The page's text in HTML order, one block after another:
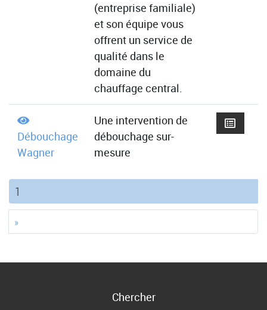
(entreprise familiale)
et son équipe vous
offrent un service de
qualité dans le
domaine du
chauffage central.
Débouchage
Wagner
Une intervention de
débouchage sur-
mesure
1
»
Chercher